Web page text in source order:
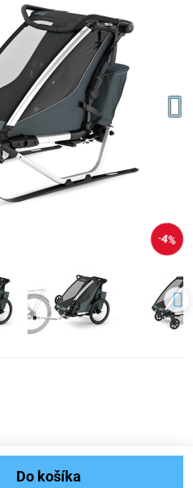
4%
Do košíka